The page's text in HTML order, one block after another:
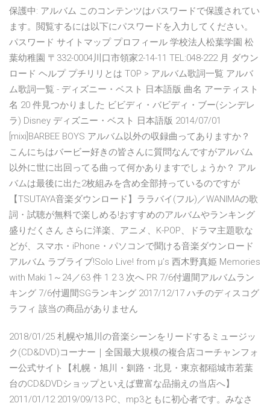
保護中: アルバム このコンテンツはパスワードで保護されてい
ます。閲覧するには以下にパスワードを入力してください。
パスワード サイトマップ プロフィール 学校法人松葉学園 松
葉幼稚園 〒332-0004川口市領家2-14-11 TEL:048-222 月 ダウン
ロード ヘルプ プチリリとは TOP > アルバム歌詞一覧 アルバ
ム歌詞一覧 - ディズニー・ベスト 日本語版 曲名 アーティスト
名 20 件見つかりました ビビディ・バビディ・ブー(シンデレ
ラ) Disney ディズニー・ベスト 日本語版 2014/07/01
[mixi]BARBEE BOYS アルバム以外の収録曲ってありますか？
こんにちはバービー好きの皆さんに質問なんですがアルバム
以外に世に出回ってる曲って何かありますでしょうか？ アル
バムは最後に出た2枚組みを含め全部持っているのですが
【TSUTAYA音楽ダウンロード】ララバイ(フル)／WANIMAの歌
詞・試聴が無料で楽しめる!おすすめのアルバムやランキング
盛りだくさん さらに洋楽、アニメ、K-POP、ドラマ主題歌な
どが、スマホ・iPhone・パソコンで聞ける音楽ダウンロード
アルバム ラブライブ!Solo Live! from μ’s 西木野真姫 Memories
with Maki 1～24／63 件 1 2 3 次へ PR 7/6付週間アルバムラン
キング 7/6付週間SGランキング 2017/12/17 ハチのディスコグ
ラフィ 該当の商品がありません
2018/01/25 札幌や旭川の音楽シーンをリードするミュージッ
ク(CD&DVD)コーナー｜全国最大規模の複合店コーチャンフォ
ー公式サイト【札幌・旭川・釧路・北見・東京都稲城市若葉
台のCD&DVDショップといえば豊富な品揃えの当店へ】
2011/01/12 2019/09/13 PC、mp3ともに初心者です。みなさ